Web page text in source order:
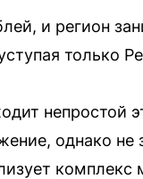
и регион
только
непростой
однако